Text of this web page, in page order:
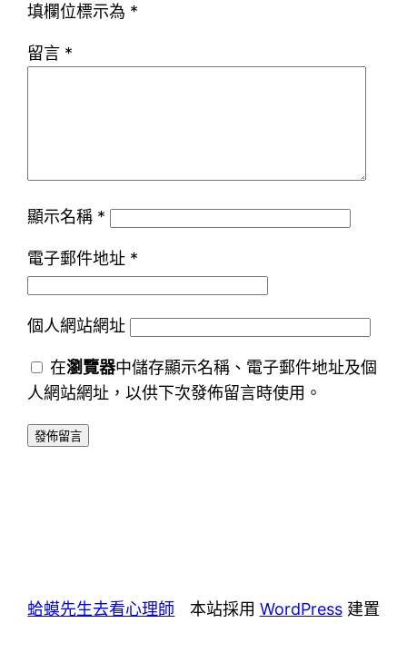
填欄位標示為 *
留言 *
顯示名稱 *
電子郵件地址 *
個人網站網址
在瀏覽器中儲存顯示名稱、電子郵件地址及個
人網站網址，以供下次發佈留言時使用。
蛤蟆先生去看心理師 本站採用 WordPress建置